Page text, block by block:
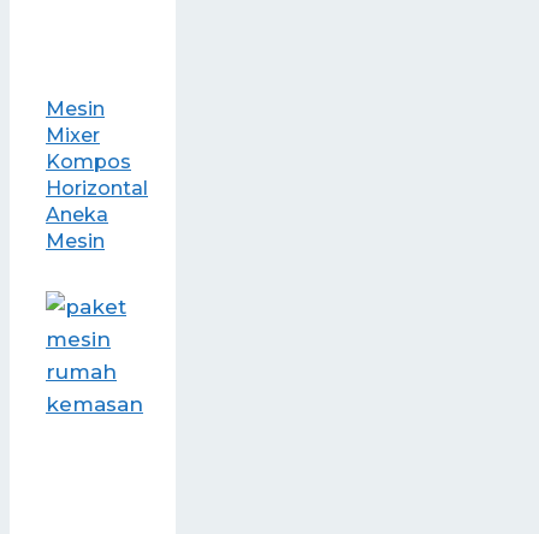
Mesin
Mixer
Kompos
Horizontal
Aneka
Mesin